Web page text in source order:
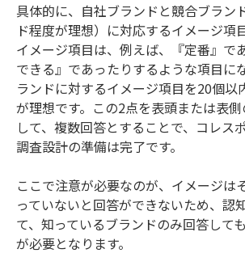
具体的に、自社ブランドと競合ブラン
ド程度が理想）に対応するイメージ項
イメージ項目は、例えば、『定番』で
できる』であったりするような項目に
ランドに対するイメージ項目を20個以
が理想です。この2点を表頭または表
して、複数回答とすることで、コレス
調査設計の準備は完了です。
ここで注意が必要なのが、イメージは
っていないと回答ができないため、認
て、知っているブランドのみ回答して
が必要となります。